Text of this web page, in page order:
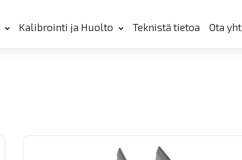
Kalibrointi ja Huolto Teknistä tietoa Ota